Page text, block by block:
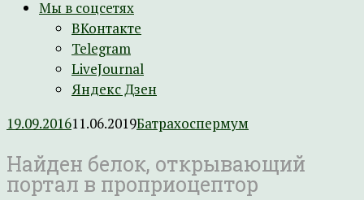
Мы в соцсетях
ВКонтакте
Telegram
LiveJournal
Яндекс Дзен
19.09.201611.06.2019Батрахоспермум
Найден белок, открывающий
портал в проприоцептор